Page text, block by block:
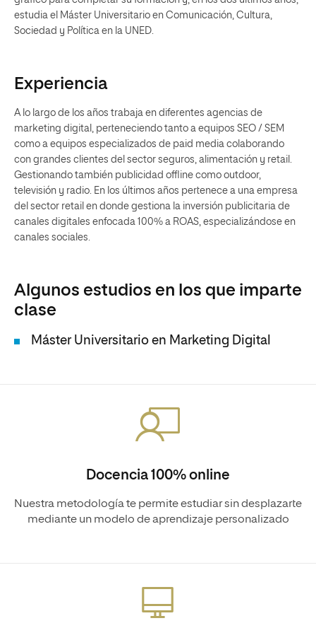
estudia el Máster Universitario en Comunicación, Cultura,
Sociedad y Política en la UNED.
Experiencia
A lo largo de los años trabaja en diferentes agencias de
marketing digital, perteneciendo tanto a equipos SEO / SEM
como a equipos especializados de paid media colaborando
con grandes clientes del sector seguros, alimentación y retail.
Gestionando también publicidad offline como outdoor,
televisión y radio. En los últimos años pertenece a una empresa
del sector retail en donde gestiona la inversión publicitaria de
canales digitales enfocada 100% a ROAS, especializándose en
canales sociales.
Algunos estudios en los que imparte
clase
Máster Universitario en Marketing Digital
Docencia 100% online
Nuestra metodología te permite estudiar sin desplazarte
mediante un modelo de aprendizaje personalizado